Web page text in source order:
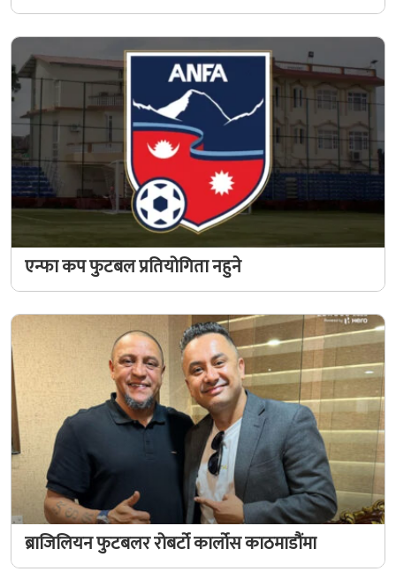
एन्फा कप फुटबल प्रतियोगिता नहुने
ब्राजिलियन फुटबलर रोबर्टो कार्लोस काठमाडौंमा